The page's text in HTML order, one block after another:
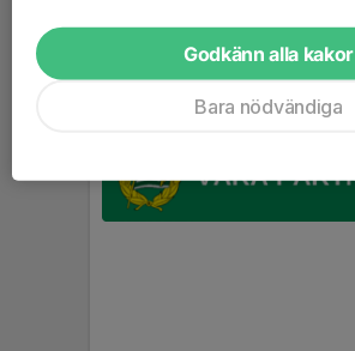
Godkänn alla kakor
Bara nödvändiga